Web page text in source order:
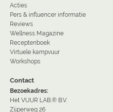
Acties
Pers & influencer informatie
Reviews
Wellness Magazine
Receptenboek
Virtuele kampvuur
Workshops
Contact
Bezoekadres:
Het VUUR LAB.® B.V.
Zijperweg 26